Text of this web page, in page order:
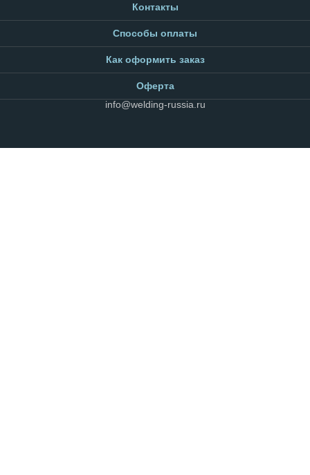
Контакты
Способы оплаты
Как оформить заказ
Оферта
info@welding-russia.ru